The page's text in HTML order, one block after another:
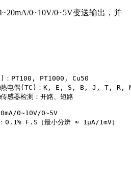
0~10V/0~5V变送输出，并
：PT100, PT1000, Cu50
电偶(TC)：K, E, S, B, J, T, R,
器检测：开路、短路
0~10V/0~5V
0.1% F.S（最小分辨 ≈ 1μA/1mV）